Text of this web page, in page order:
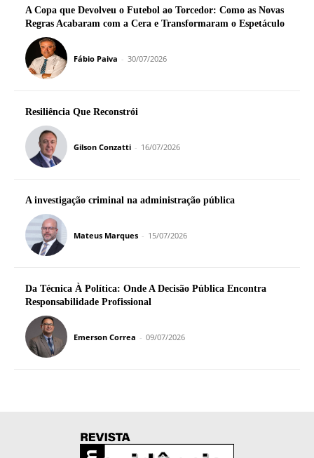
A Copa que Devolveu o Futebol ao Torcedor: Como as Novas
Regras Acabaram com a Cera e Transformaram o Espetáculo
Fábio Paiva - 30/07/2026
Resiliência Que Reconstrói
Gilson Conzatti - 16/07/2026
A investigação criminal na administração pública
Mateus Marques - 15/07/2026
Da Técnica À Política: Onde A Decisão Pública Encontra
Responsabilidade Profissional
Emerson Correa - 09/07/2026